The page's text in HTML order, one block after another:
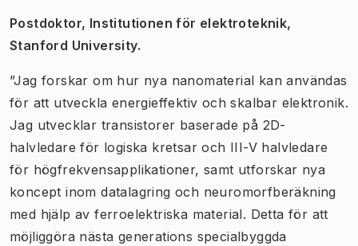
Postdoktor, Institutionen för elektroteknik,
Stanford University.
”Jag forskar om hur nya nanomaterial kan användas
för att utveckla energieffektiv och skalbar elektronik.
Jag utvecklar transistorer baserade på 2D-
halvledare för logiska kretsar och III-V halvledare
för högfrekvensapplikationer, samt utforskar nya
koncept inom datalagring och neuromorfberäkning
med hjälp av ferroelektriska material. Detta för att
möjliggöra nästa generations specialbyggda